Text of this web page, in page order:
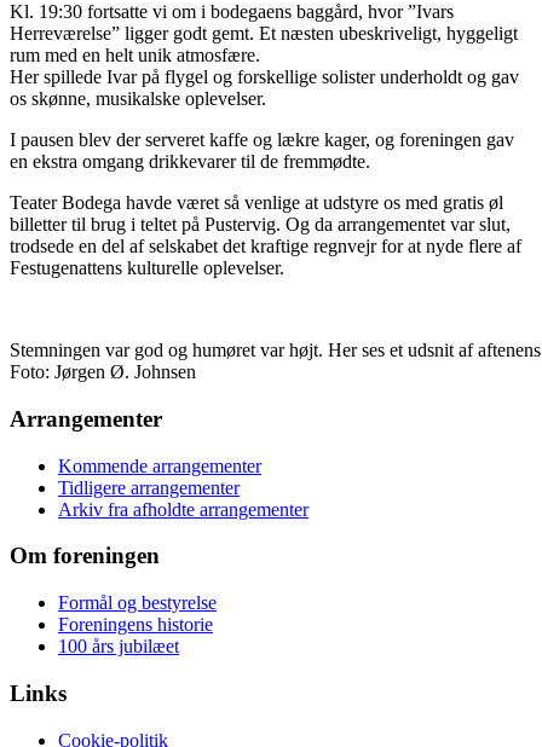
Kl. 19:30 fortsatte vi om i bodegaens baggård, hvor ”Ivars
Herreværelse” ligger godt gemt. Et næsten ubeskriveligt, hyggeligt
rum med en helt unik atmosfære.
Her spillede Ivar på flygel og forskellige solister underholdt og gav
os skønne, musikalske oplevelser.
I pausen blev der serveret kaffe og lækre kager, og foreningen gav
en ekstra omgang drikkevarer til de fremmødte.
Teater Bodega havde været så venlige at udstyre os med gratis øl
billetter til brug i teltet på Pustervig. Og da arrangementet var slut,
trodsede en del af selskabet det kraftige regnvejr for at nyde flere af
Festugenattens kulturelle oplevelser.
Stemningen var god og humøret var højt. Her ses et udsnit af
Foto: Jørgen Ø. Johnsen
Arrangementer
Kommende arrangementer
Tidligere arrangementer
Arkiv fra afholdte arrangementer
Om foreningen
Formål og bestyrelse
Foreningens historie
100 års jubilæet
Links
Cookie-politik